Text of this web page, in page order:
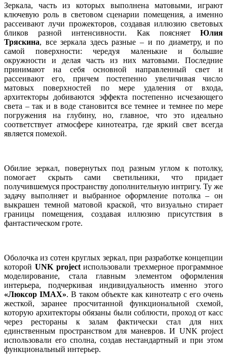
Зеркала, часть из которых выполнена матовыми, играют
ключевую роль в световом сценарии помещения, а именно
рассеивают лучи прожекторов, создавая иллюзию световых
бликов разной интенсивности. Как поясняет Юлия
Тряскина, все зеркала здесь разные – и по диаметру, и по
самой поверхности: чередуя маленькие и большие
окружности и делая часть из них матовыми. Последние
принимают на себя основной направленный свет и
рассеивают его, причем постепенно увеличивая число
матовых поверхностей по мере удаления от входа,
архитекторы добиваются эффекта постепенно исчезающего
света – так и в воде становится все темнее и темнее по мере
погружения на глубину, но, главное, что это идеально
соответствует атмосфере кинотеатра, где яркий свет всегда
является помехой.
Обилие зеркал, повернутых под разным углом к потолку,
помогает скрыть сами светильники, что придает
получившемуся пространству дополнительную интригу. Ту же
задачу выполняет и выбранное оформление потолка – он
выкрашен темной матовой краской, что визуально стирает
границы помещения, создавая иллюзию присутствия в
фантастическом гроте.
Оболочка из сотен круглых зеркал, при разработке концепции
которой UNK projectиспользовали трехмерное программное
моделирование, стала главным элементом оформления
интерьера, подчеркивая индивидуальность именно этого
«Люксор IMAX». В таком объекте как кинотеатр с его очень
жесткой, заранее просчитанной функциональной схемой,
которую архитекторы обязаны были соблюсти, проход от касс
через рестораны к залам фактически стал для них
единственным пространством для маневров. И UNK project
использовали его сполна, создав нестандартный и при этом
функциональный интерьер.